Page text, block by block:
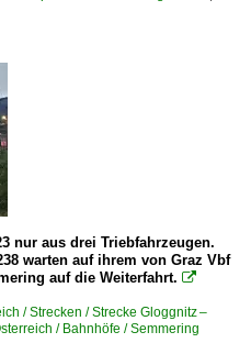
nur aus drei Triebfahrzeugen.
warten auf ihrem von Graz Vbf
auf die Weiterfahrt. 
/ Strecken / Strecke Gloggnitz –
/ Bahnhöfe / Semmering